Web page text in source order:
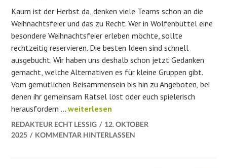
Kaum ist der Herbst da, denken viele Teams schon an die
Weihnachtsfeier und das zu Recht. Wer in Wolfenbüttel eine
besondere Weihnachtsfeier erleben möchte, sollte
rechtzeitig reservieren. Die besten Ideen sind schnell
ausgebucht. Wir haben uns deshalb schon jetzt Gedanken
gemacht, welche Alternativen es für kleine Gruppen gibt.
Vom gemütlichen Beisammensein bis hin zu Angeboten, bei
denen ihr gemeinsam Rätsel löst oder euch spielerisch
herausfordern …Besondere Ideen für Weihnachtsfeiern in
weiterlesen
REDAKTEUR ECHT LESSIG
12. OKTOBER
2025
KOMMENTAR HINTERLASSEN